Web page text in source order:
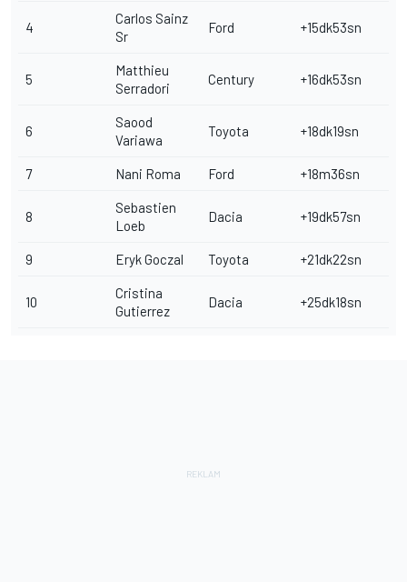
4
Carlos Sainz
Sr
Ford +15dk53sn
5
Matthieu
Serradori
Century +16dk53sn
6
Saood
Variawa
Toyota +18dk19sn
7 Nani Roma Ford +18m36sn
8
Sebastien
Loeb
Dacia +19dk57sn
9 Eryk Goczal Toyota +21dk22sn
10
Cristina
Gutierrez
Dacia +25dk18sn